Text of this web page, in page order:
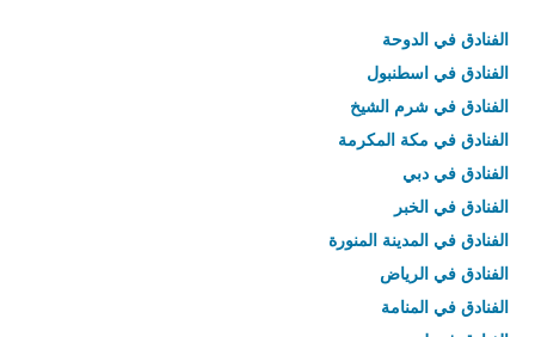
الفنادق في الدوحة
الفنادق في اسطنبول
الفنادق في شرم الشيخ
الفنادق في مكة المكرمة
الفنادق في دبي
الفنادق في الخبر
الفنادق في المدينة المنورة
الفنادق في الرياض
الفنادق في المنامة